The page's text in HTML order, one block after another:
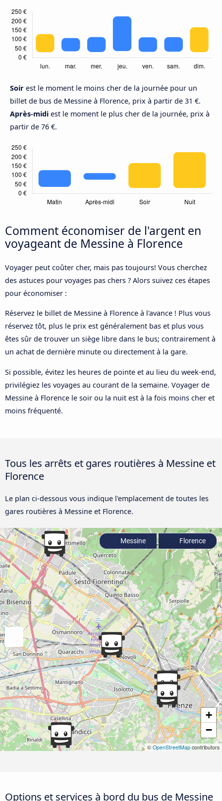
Soir est le moment le moins cher de la journée pour un
billet de bus de Messine à Florence, prix à partir de 31 €.
Après-midi est le moment le plus cher de la journée, prix à
partir de 76 €.
Comment économiser de l'argent en
voyageant de Messine à Florence
Voyager peut coûter cher, mais pas toujours! Vous cherchez
des astuces pour voyages pas chers ? Alors suivez ces étapes
pour économiser :
Réservez le billet de Messine à Florence à l'avance ! Plus vous
réservez tôt, plus le prix est généralement bas et plus vous
êtes sûr de trouver un siège libre dans le bus; contrairement à
un achat de dernière minute ou directement à la gare.
Si possible, évitez les heures de pointe et au lieu du week-end,
privilégiez les voyages au courant de la semaine. Voyager de
Messine à Florence le soir ou la nuit est à la fois moins cher et
moins fréquenté.
Tous les arrêts et gares routières à Messine et
Florence
Le plan ci-dessous vous indique l'emplacement de toutes les
gares routières à Messine et Florence.
+
−
© OpenStreetMap contributors
Messine Florence
Options et services à bord du bus de Messine